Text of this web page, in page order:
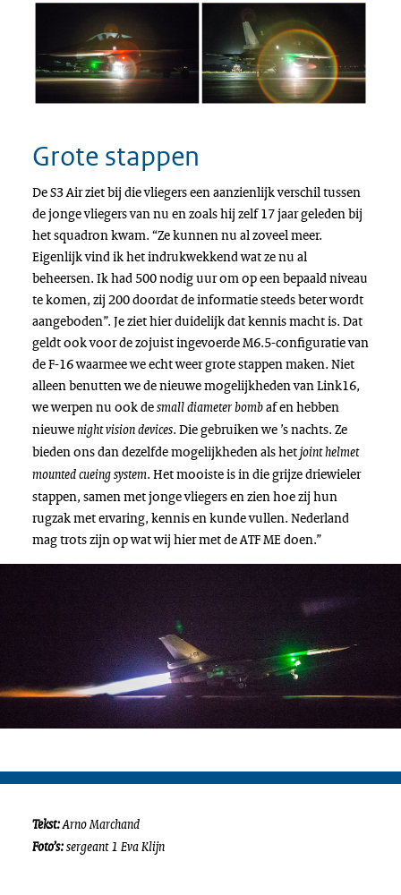
Grote stappen
De S3 Air ziet bij die vliegers een aanzienlijk verschil tussen
de jonge vliegers van nu en zoals hij zelf 17 jaar geleden bij
het squadron kwam. “Ze kunnen nu al zoveel meer.
Eigenlijk vind ik het indrukwekkend wat ze nu al
beheersen. Ik had 500 nodig uur om op een bepaald niveau
te komen, zij 200 doordat de informatie steeds beter wordt
aangeboden”. Je ziet hier duidelijk dat kennis macht is. Dat
geldt ook voor de zojuist ingevoerde M6.5-configuratie van
de F-16 waarmee we echt weer grote stappen maken. Niet
alleen benutten we de nieuwe mogelijkheden van Link16,
we werpen nu ook desmall diameter bombaf en hebben
nieuwenight vision devices. Die gebruiken we ’s nachts. Ze
bieden ons dan dezelfde mogelijkheden als hetjoint helmet
mounted cueing system. Het mooiste is in die grijze driewieler
stappen, samen met jonge vliegers en zien hoe zij hun
rugzak met ervaring, kennis en kunde vullen. Nederland
mag trots zijn op wat wij hier met de ATF ME doen.”
Tekst:Arno Marchand
Foto’s:sergeant 1 Eva Klijn